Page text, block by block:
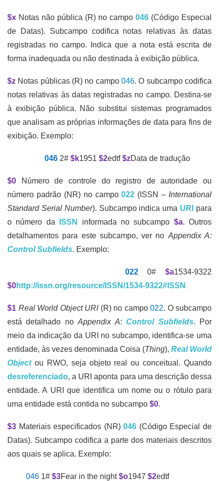
$x Notas não pública (R) no campo 046 (Código Especial
de Datas). Subcampo codifica notas relativas às datas
registradas no campo. Indica que a nota está escrita de
forma inadequada ou não destinada à exibição pública.
$z Notas públicas (R) no campo 046. O subcampo codifica
notas relativas às datas registradas no campo. Destina-se
à exibição pública. Não substitui sistemas programados
que analisam as próprias informações de data para fins de
exibição. Exemplo:
046 2# $k1951 $2edtf$zData de tradução
$0 Número de controle do registro de autoridade ou
número padrão (NR) no campo022 (ISSN – International
Standard Serial Number). Subcampo indica uma URI
para
o número da
ISSN informada no subcampo $a. Outros
detalhamentos para este subcampo, ver no Appendix A:
Control Subfields. Exemplo:
0220#$a1534-9322
$0http://issn.org/resource/ISSN/1534-9322#ISSN
$1 Real World Object URI(R) no campo 022. O subcampo
está detalhado noAppendix A:Control Subfields. Por
meio da indicação da URI no subcampo, identifica-se uma
entidade, às vezes denominada Coisa (Thing), Real World
Objectou RWO, seja objeto real ou conceitual. Quando
desreferenciado, a URI aponta para uma descrição dessa
entidade. A URI que identifica um nome ou o rótulo para
uma entidade está contida no subcampo $0.
$3 Materiais especificados (NR)046 (Código Especial de
Datas). Subcampo codifica a parte dos materiais descritos
aos quais se aplica. Exemplo:
0461# $3Fear in the night$o1947 $2edtf